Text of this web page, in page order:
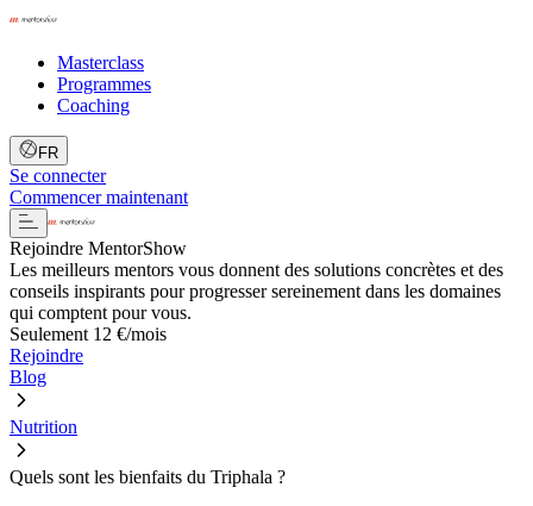
Masterclass
Programmes
Coaching
FR
Se connecter
Commencer maintenant
Rejoindre MentorShow
Les meilleurs mentors vous donnent des solutions concrètes et des
conseils inspirants pour progresser sereinement dans les domaines
qui comptent pour vous.
Seulement 12 €/mois
Rejoindre
Blog
Nutrition
Quels sont les bienfaits du Triphala ?